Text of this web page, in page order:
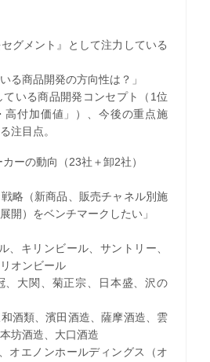
セグメント』として注力している
る商品開発の方向性は？」
いる商品開発コンセプト（1位
高付加価値」）、今後の重点施
注目点。
ーの動向（23社＋卸2社）
戦略（新商品、販売チャネル別施
開）をベンチマークしたい」
、キリンビール、サントリー、
オンビール
、大関、菊正宗、日本盛、沢の
酒類、濱田酒造、薩摩酒造、雲
坊酒造、大口酒造
オエノンホールディングス（オ